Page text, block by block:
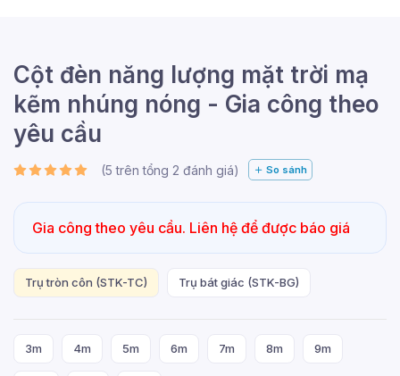
Cột đèn năng lượng mặt trời mạ
kẽm nhúng nóng - Gia công theo
yêu cầu
(5 trên tổng 2 đánh giá) So sánh
Gia công theo yêu cầu. Liên hệ để được báo giá
Trụ tròn côn (STK-TC) Trụ bát giác (STK-BG)
3m 4m 5m 6m 7m 8m 9m